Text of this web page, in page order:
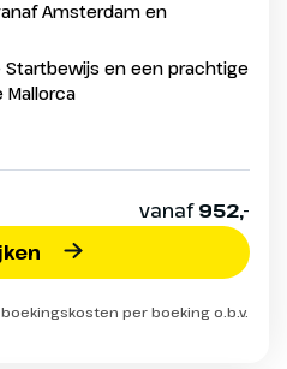
Amsterdam en
Startbewijs en een prachtige
Mallorca
vanaf952,-
per boeking o.b.v.